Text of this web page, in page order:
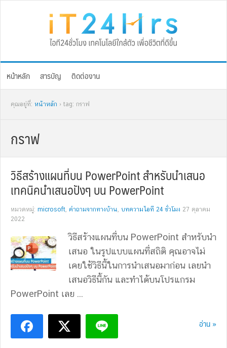
หน้าหลัก สารบัญ ติดต่องาน
คุณอยู่ที่: หน้าหลัก › tag: กราฟ
กราฟ
วิธีสร้างแผนที่บน PowerPoint สำหรับนำเสนอ
เทคนิคนำเสนอปังๆ บน PowerPoint
หมวดหมู่: microsoft, คำถามจากทางบ้าน, บทความไอที 24 ชั่วโมง 27 ตุลาคม
2022
วิธีสร้างแผนที่บน PowerPoint สำหรับนำ
เสนอ ในรูปแบบแผนที่สถิติ คุณอาจไม่
เคยใช้วิธีนี้ในการนำเสนอมาก่อน เลยนำ
เสนอวิธีนี้กัน และทำได้บนโปรแกรม
PowerPoint เลย ...
อ่าน »